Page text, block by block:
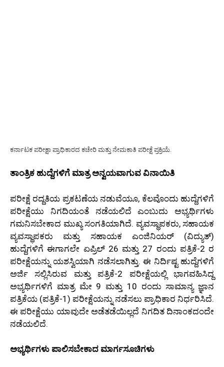
ಕರ್ನಾಟಕ ಪರೀಕ್ಷಾ ಪ್ರಾಧಿಕಾರದ ಕಚೇರಿ ಮತ್ತು ನೇಮಕಾತಿ ಪರೀಕ್ಷೆ ಪ್ರಕ್ರಿಯೆ.
ತಾಂತ್ರಿಕ ಹುದ್ದೆಗಳಿಗೆ ಮಾತ್ರ ಅನ್ವಯವಾಗುವ ವಿನಾಯಿತಿ
ಪರೀಕ್ಷೆ ರದ್ದತಿಯ ಪ್ರಕಟಣೆಯ ನಡುವೆಯೂ, ಕೆಲವೊಂದು ಹುದ್ದೆಗಳಿಗೆ
ಪರೀಕ್ಷೆಯು ನಿಗದಿಯಂತೆ ನಡೆಯಲಿದೆ ಎಂಬುದು ಅಭ್ಯರ್ಥಿಗಳು
ಗಮನಿಸಬೇಕಾದ ಮುಖ್ಯ ಸಂಗತಿಯಾಗಿದೆ. ವ್ಯವಸ್ಥಾಪಕರು, ಸಹಾಯಕ
ವ್ಯವಸ್ಥಾಪಕರು ಮತ್ತು ಸಹಾಯಕ ಎಂಜಿನಿಯರ್ (ವಿದ್ಯುತ್)
ಹುದ್ದೆಗಳಿಗೆ ಈಗಾಗಲೇ ಏಪ್ರಿಲ್ 26 ಮತ್ತು 27 ರಂದು ಪತ್ರಿಕೆ-2 ರ
ಪರೀಕ್ಷೆಯನ್ನು ಯಶಸ್ವಿಯಾಗಿ ನಡೆಸಲಾಗಿತ್ತು. ಈ ನಿರ್ದಿಷ್ಟ ಹುದ್ದೆಗಳಿಗೆ
ಅರ್ಜಿ ಸಲ್ಲಿಸಿರುವ ಮತ್ತು ಪತ್ರಿಕೆ-2 ಪರೀಕ್ಷೆಯಲ್ಲಿ ಭಾಗವಹಿಸಿದ್ದ
ಅಭ್ಯರ್ಥಿಗಳಿಗೆ ಮಾತ್ರ ಮೇ 9 ಮತ್ತು 10 ರಂದು ಸಾಮಾನ್ಯ ಜ್ಞಾನ
ಪತ್ರಿಕೆಯ (ಪತ್ರಿಕೆ-1) ಪರೀಕ್ಷೆಯನ್ನು ನಡೆಸಲು ಪ್ರಾಧಿಕಾರ ನಿರ್ಧರಿಸಿದೆ.
ಈ ಪರೀಕ್ಷೆಯು ಯಾವುದೇ ಅಡೆತಡೆಯಿಲ್ಲದೆ ನಿಗದಿತ ದಿನಾಂಕದಂದೇ
ನಡೆಯಲಿದೆ.
ಅಭ್ಯರ್ಥಿಗಳು ಪಾಲಿಸಬೇಕಾದ ಮಾರ್ಗಸೂಚಿಗಳು